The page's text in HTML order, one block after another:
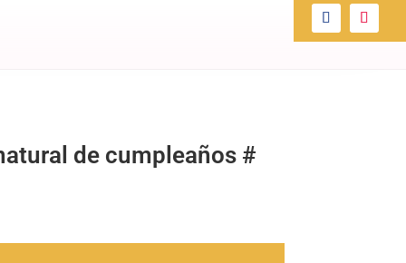
de cumpleaños #